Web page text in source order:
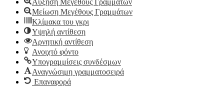
Μείωση Μεγέθους Γραμμάτων
Κλίμακα του γκρι
Υψηλή αντίθεση
Αρνητική αντίθεση
Ανοιχτό φόντο
Υπογραμμίσεις συνδέσμων
Αναγνώσιμη γραμματοσειρά
Επαναφορά